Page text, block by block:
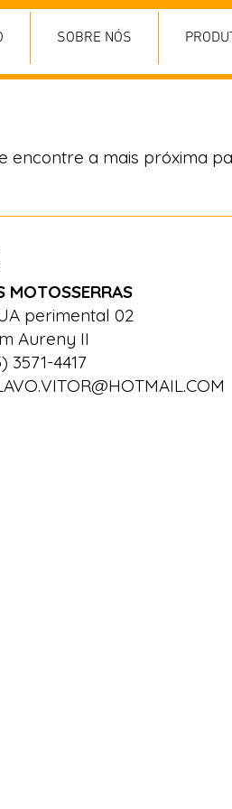
SOBRE NÓS
encontre a mais próxima
MOTOSSERRAS
perimental 02
Aureny II
3571-4417